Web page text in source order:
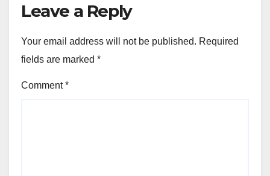
Leave a Reply
Your email address will not be published. Required
fields are marked *
Comment*